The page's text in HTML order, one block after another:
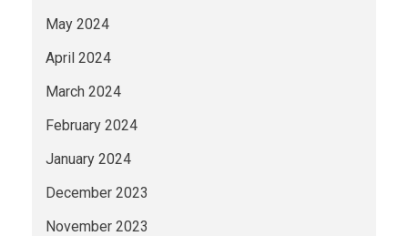
May 2024
April 2024
March 2024
February 2024
January 2024
December 2023
November 2023